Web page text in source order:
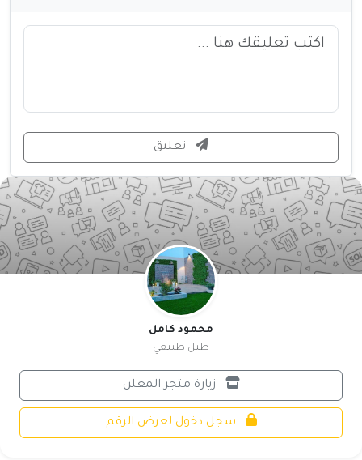
تعليق
محمود كامل
طيل طبيعي
زيارة متجر المعلن
سجل دخول لعرض الرقم